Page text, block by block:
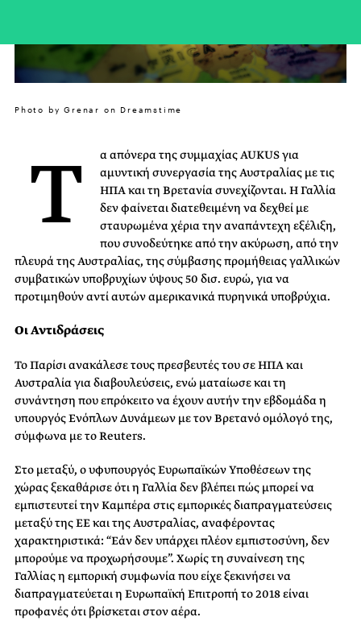
Photo by Grenar on Dreamstime
Τ
α απόνερα της συμμαχίας AUKUS για
αμυντική συνεργασία της Αυστραλίας με τις
ΗΠΑ και τη Βρετανία συνεχίζονται. Η Γαλλία
δεν φαίνεται διατεθειμένη να δεχθεί με
σταυρωμένα χέρια την αναπάντεχη εξέλιξη,
που συνοδεύτηκε από την ακύρωση, από την
πλευρά της Αυστραλίας, της σύμβασης προμήθειας γαλλικών
συμβατικών υποβρυχίων ύψους 50 δισ. ευρώ, για να
προτιμηθούν αντί αυτών αμερικανικά πυρηνικά υποβρύχια.
Οι Αντιδράσεις
Το Παρίσι ανακάλεσε τους πρεσβευτές του σε ΗΠΑ και
Αυστραλία για διαβουλεύσεις, ενώ ματαίωσε και τη
συνάντηση που επρόκειτο να έχουν αυτήν την εβδομάδα η
υπουργός Ενόπλων Δυνάμεων με τον Βρετανό ομόλογό της,
σύμφωνα με το Reuters.
Στο μεταξύ, ο υφυπουργός Ευρωπαϊκών Υποθέσεων της
χώρας ξεκαθάρισε ότι η Γαλλία δεν βλέπει πώς μπορεί να
εμπιστευτεί την Καμπέρα στις εμπορικές διαπραγματεύσεις
μεταξύ της ΕΕ και της Αυστραλίας, αναφέροντας
χαρακτηριστικά: “Εάν δεν υπάρχει πλέον εμπιστοσύνη, δεν
μπορούμε να προχωρήσουμε”. Χωρίς τη συναίνεση της
Γαλλίας η εμπορική συμφωνία που είχε ξεκινήσει να
διαπραγματεύεται η Ευρωπαϊκή Επιτροπή το 2018 είναι
προφανές ότι βρίσκεται στον αέρα.